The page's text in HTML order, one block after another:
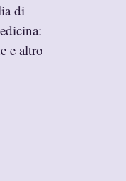
di
e altro